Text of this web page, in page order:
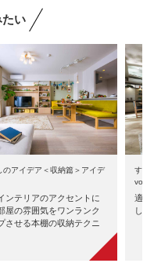
い
のアイデア＜収納篇＞アイデ
ンテリアのアクセントに
屋の雰囲気をワンランク
させる本棚の収納テクニ
すま
vol.4
適切
し